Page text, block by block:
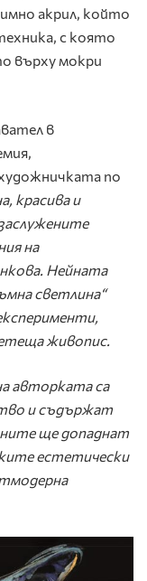
акрил, който
с която
върху мокри
в
по
красива и
на
Нейната
светлина“
живопис.
авторката са
и съдържат
ще допаднат
естетически